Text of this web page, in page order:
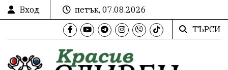
Вход
петък, 07.08.2026
ТЪРСИ